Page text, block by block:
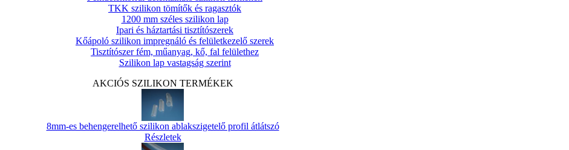
TKK szilikon tömítők és ragasztók
1200 mm széles szilikon lap
Ipari és háztartási tisztítószerek
Kőápoló szilikon impregnáló és felületkezelő szerek
Tisztítószer fém, műanyag, kő, fal felülethez
Szilikon lap vastagság szerint
AKCIÓS SZILIKON TERMÉKEK
8mm-es behengerelhető szilikon ablakszigetelő profil átlátszó
Részletek